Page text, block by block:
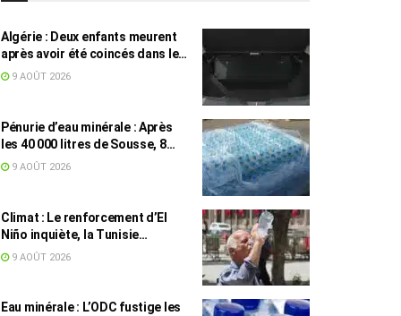
Algérie : Deux enfants meurent
après avoir été coincés dans le
coffre d’une voiture
9 AOÛT 2026
Pénurie d’eau minérale : Après
les 40 000 litres de Sousse, 8
832 bouteilles saisies à Nabeul
9 AOÛT 2026
Climat : Le renforcement d’El
Niño inquiète, la Tunisie
concernée
9 AOÛT 2026
Eau minérale : L’ODC fustige les